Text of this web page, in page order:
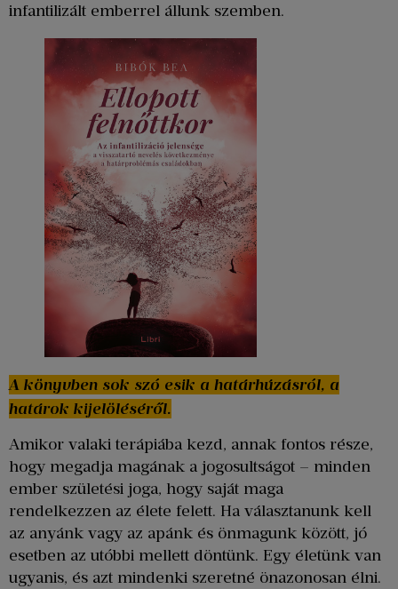
infantilizált emberrel állunk szemben.
A könyvben sok szó esik a határhúzásról, a
határok kijelöléséről.
Amikor valaki terápiába kezd, annak fontos része,
hogy megadja magának a jogosultságot – minden
ember születési joga, hogy saját maga
rendelkezzen az élete felett. Ha választanunk kell
az anyánk vagy az apánk és önmagunk között, jó
esetben az utóbbi mellett döntünk. Egy életünk van
ugyanis, és azt mindenki szeretné önazonosan élni.